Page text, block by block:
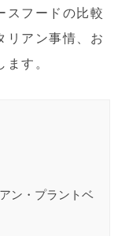
スフードの比較
リアン事情、お
す。
ン・プラントベ